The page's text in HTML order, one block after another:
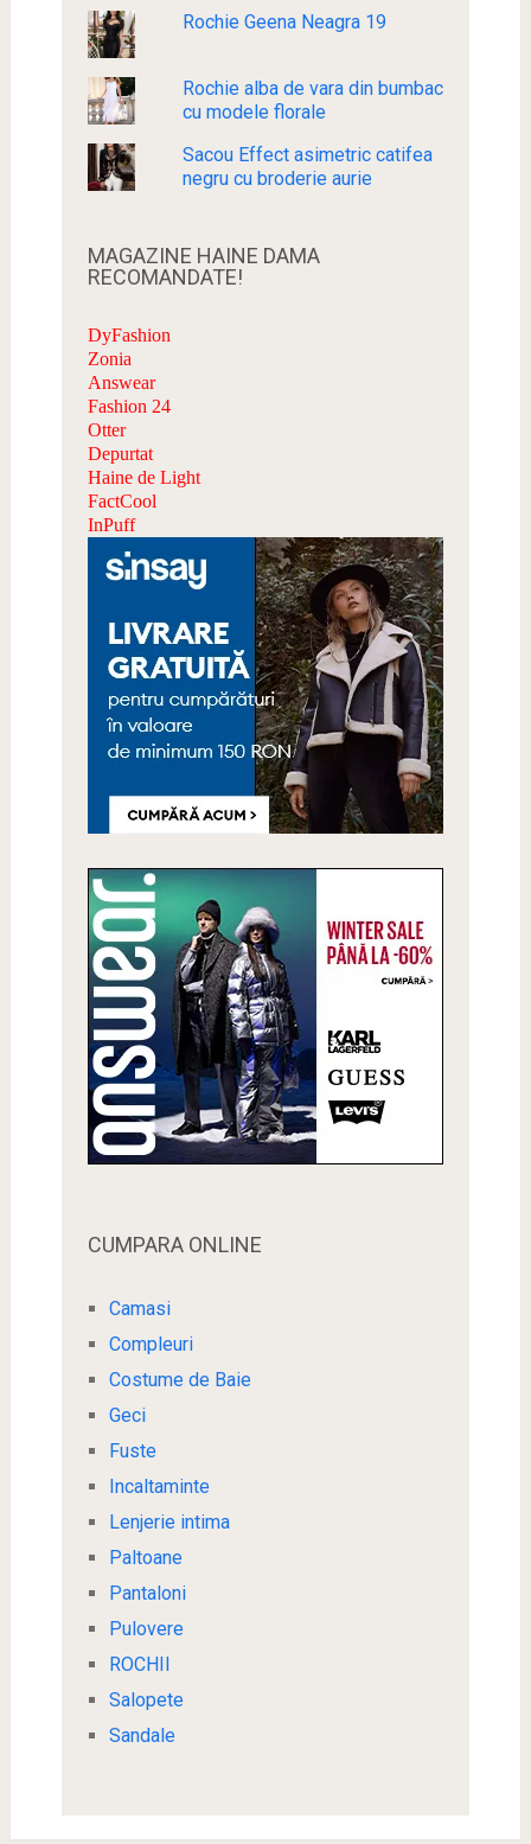
Rochie Geena Neagra 19
Rochie alba de vara din bumbac
cu modele florale
Sacou Effect asimetric catifea
negru cu broderie aurie
MAGAZINE HAINE DAMA
RECOMANDATE!
DyFashion
Zonia
Answear
Fashion 24
Otter
Depurtat
Haine de Light
FactCool
InPuff
CUMPARA ONLINE
Camasi
Compleuri
Costume de Baie
Geci
Fuste
Incaltaminte
Lenjerie intima
Paltoane
Pantaloni
Pulovere
ROCHII
Salopete
Sandale